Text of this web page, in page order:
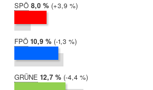
SPÖ 2019:
8,0 %
2014:
4,1 %
Differenz:
+3,9 %
FPÖ 2019:
10,9 %
2014:
12,2 %
Differenz:
-1,3 %
GRÜNE 2019:
12,7 %
2014:
17,1 %
Differenz:
-4,4 %